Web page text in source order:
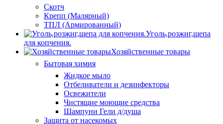
Скотч
Крепп (Малярный)
ТПЛ (Армированный)
Уголь,розжиг,щепа
для копчения.
Хозяйственные товары
Бытовая химия
Жидкое мыло
Отбеливатели и дезинфекторы
Освежители
Чистящие моющие средства
Шампуни Гели д/душа
Защита от насекомых